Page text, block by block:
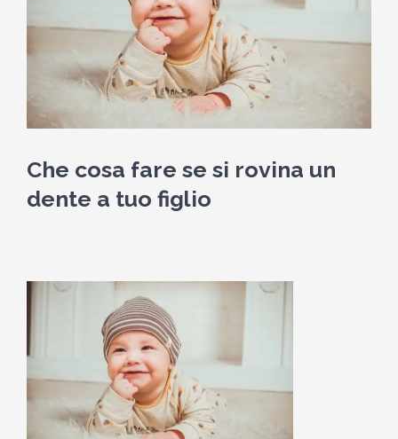
Che cosa fare se si rovina un
dente a tuo figlio